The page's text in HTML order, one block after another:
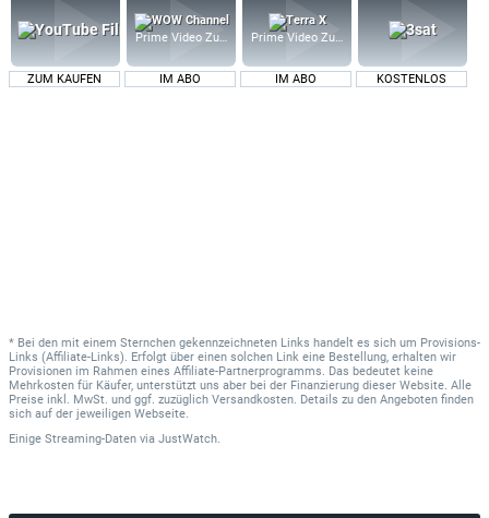
ZUM KAUFEN
Prime Video Zusatz-Kanäle
IM ABO
Prime Video Zusatz-Kanäle
IM ABO KOSTENLOS
* Bei den mit einem Sternchen gekennzeichneten Links handelt es sich um Provisions-
Links (Affiliate-Links). Erfolgt über einen solchen Link eine Bestellung, erhalten wir
Provisionen im Rahmen eines Affiliate-Partnerprogramms. Das bedeutet keine
Mehrkosten für Käufer, unterstützt uns aber bei der Finanzierung dieser Website. Alle
Preise inkl. MwSt. und ggf. zuzüglich Versandkosten. Details zu den Angeboten finden
sich auf der jeweiligen Webseite.
Einige Streaming-Daten via JustWatch.